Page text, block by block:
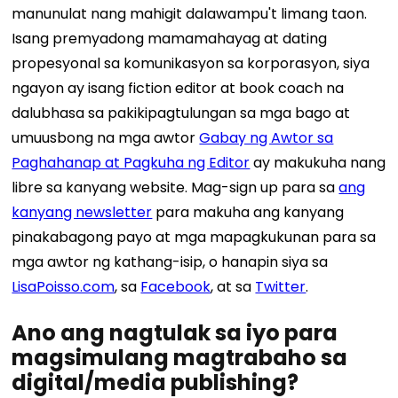
manunulat nang mahigit dalawampu't limang taon.
Isang premyadong mamamahayag at dating
propesyonal sa komunikasyon sa korporasyon, siya
ngayon ay isang fiction editor at book coach na
dalubhasa sa pakikipagtulungan sa mga bago at
umuusbong na mga awtorGabay ng Awtor sa
Paghahanap at Pagkuha ng Editoray makukuha nang
libre sa kanyang website. Mag-sign up para saang
kanyang newsletter para makuha ang kanyang
pinakabagong payo at mga mapagkukunan para sa
mga awtor ng kathang-isip, o hanapin siya sa
LisaPoisso.com, sa Facebook, at sa Twitter.
Ano ang nagtulak sa iyo para
magsimulang magtrabaho sa
digital/media publishing?